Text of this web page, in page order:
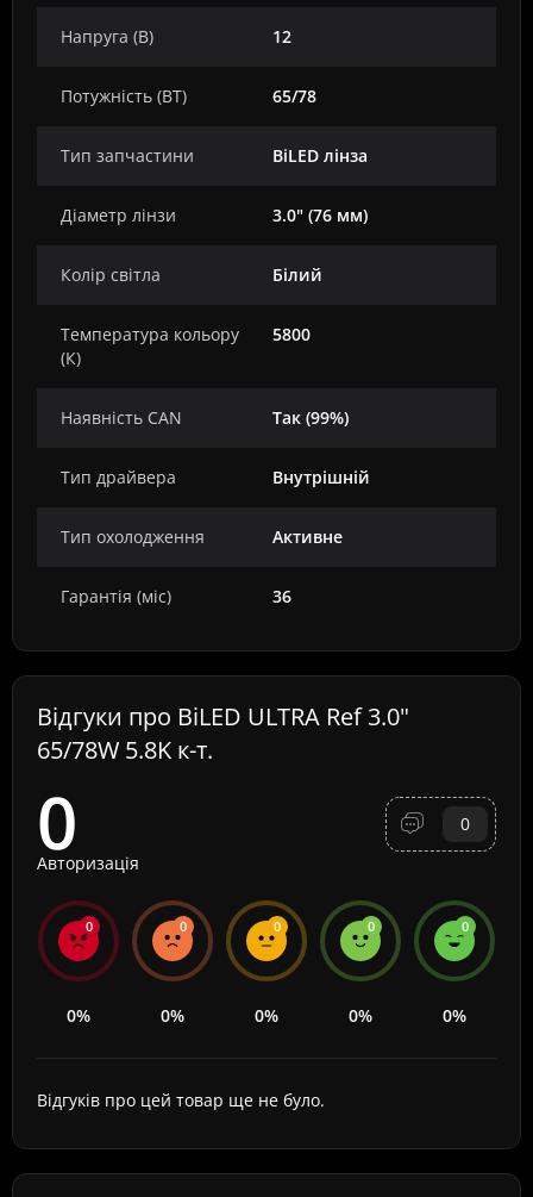
Напруга (В) 12
Потужність (ВТ) 65/78
Тип запчастини BiLED лінза
Діаметр лінзи 3.0" (76 мм)
Колір світла Білий
Температура кольору
(К)
5800
Наявність CAN Так (99%)
Тип драйвера Внутрішній
Тип охолодження Активне
Гарантія (міс) 36
Відгуки про BiLED ULTRA Ref 3.0"
65/78W 5.8K к-т.
0
0
Авторизація
0
0%
0
0%
0
0%
0
0%
0
0%
Відгуків про цей товар ще не було.